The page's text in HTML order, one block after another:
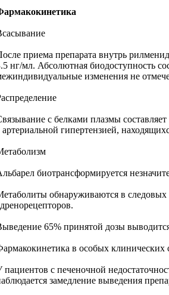
приема препарата внутрь
нг/мл. Абсолютная биодоступность
изменения не
с белками плазмы
артериальной гипертензией,
биотрансформируется
обнаруживаются в следовых
65% принятой дозы
в особых клинических
пациентов с печеночной
замедление выведения